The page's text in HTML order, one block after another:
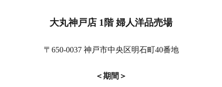
大丸神戸店 1階 婦人洋品売場
〒650-0037 神戸市中央区明石町40番地
＜期間＞